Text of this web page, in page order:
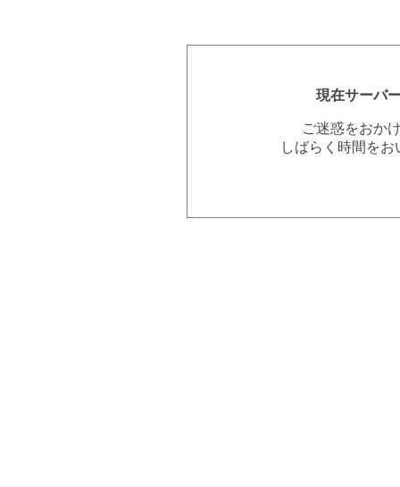
現在サーバ
ご迷惑をおか
しばらく時間を